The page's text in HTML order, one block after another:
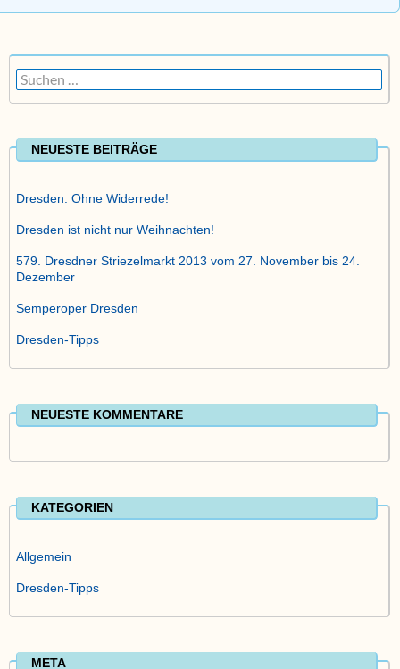
Suchen
nach:
NEUESTE BEITRÄGE
Dresden. Ohne Widerrede!
Dresden ist nicht nur Weihnachten!
579. Dresdner Striezelmarkt 2013 vom 27. November bis 24.
Dezember
Semperoper Dresden
Dresden-Tipps
NEUESTE KOMMENTARE
KATEGORIEN
Allgemein
Dresden-Tipps
META